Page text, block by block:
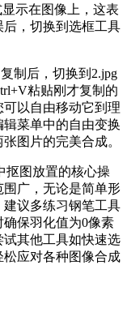
示在图像上，这表
，切换到选框工具
制后，切换到2.jpg
粘贴刚才复制的
以自由移动它到理
菜单中的自由变换
图片的完美合成。
抠图放置的核心操
广，无论是简单形
议多练习钢笔工具
保羽化值为0像素
其他工具如快速选
应对各种图像合成